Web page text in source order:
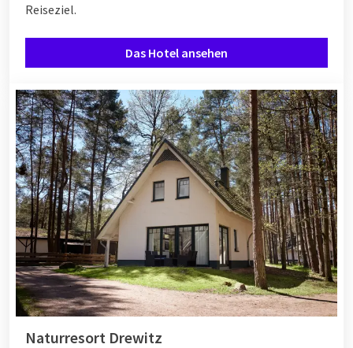
Reiseziel.
Das Hotel ansehen
Naturresort Drewitz